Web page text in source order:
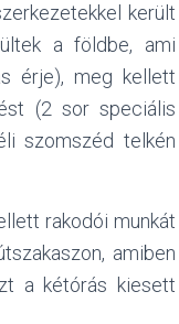
került
a földbe, ami
érje), meg kellett
(2 sor speciális
szomszéd telkén
rakodói munkát
amiben
a kétórás kiesett